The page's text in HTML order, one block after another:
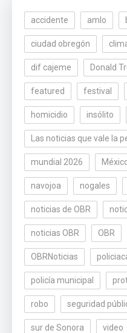
accidente amlo
ciudad obregón
dif cajeme Donald
featured festival
homicidio insólito
Las noticias que vale la
mundial 2026
navojoa nogales
noticias de OBR
noticias OBR OBR
OBRNoticias
policía municipal
robo seguridad
sur de Sonora video